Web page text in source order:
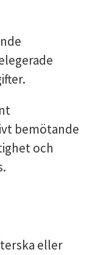
bemötande
och
eller